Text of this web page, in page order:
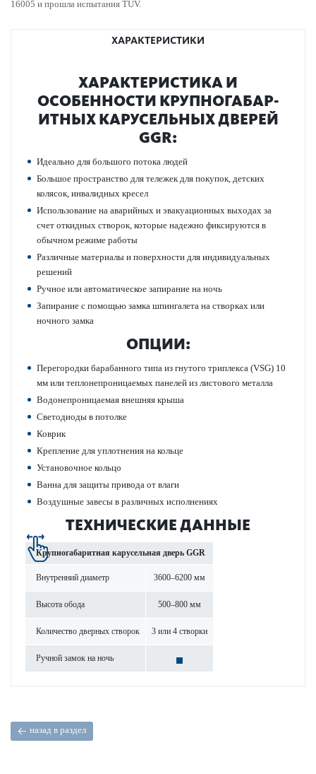
16005 и прошла испытания TÜV.
ХАРАКТЕРИСТИКИ
ХАР­АКТЕР­И­С­ТИКА И
ОСОБЕННОСТИ КРУПН­ОГАБАР­
ИТНЫХ КАР­УСЕЛЬНЫХ ДВЕРЕЙ
GGR:
Идеально для большого потока людей
Большое пространство для тележек для покупок, детских
колясок, инвалидных кресел
Использование на аварийных и эвакуационных выходах за
счет откидных створок, которые надежно фиксируются в
обычном режиме работы
Различные материалы и поверхности для индивидуальных
решений
Ручное или автоматическое запирание на ночь
Запирание с помощью замка шпингалета на створках или
ночного замка
ОПЦИИ:
Перегородки барабанного типа из гнутого триплекса (VSG) 10
мм или теплонепроницаемых панелей из листового металла
Водонепроницаемая внешняя крыша
Светодиоды в потолке
Коврик
Крепление для уплотнения на кольце
Установочное кольцо
Ванна для защиты привода от влаги
Воздушные завесы в различных исполнениях
ТЕХНИЧЕСКИЕ ДАННЫЕ
Крупн­огабар­итная кар­усельная дверь GGR
Внутренний диаметр 3600–6200 мм
Высота обода 500–800 мм
Количество дверных створок 3 или 4 створки
Ручной замок на ночь
назад в раздел